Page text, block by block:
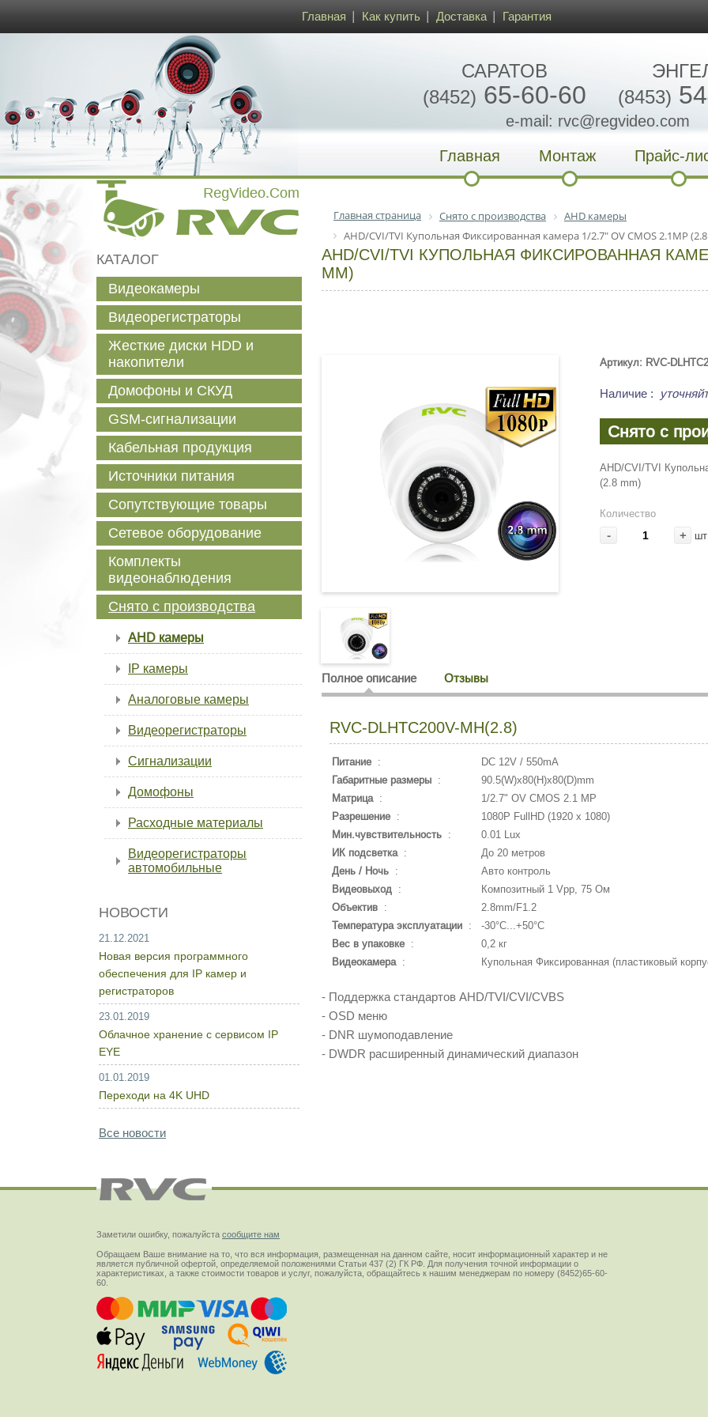
Главная Как купить Доставка Гарантия
САРАТОВ
(8452) 65-60-60
(8453)
e-mail: rvc@regvideo.com
Главная
Монтаж Прайс-
Главная страница Снято с производства
AHD камеры
AHD/CVI/TVI Купольная Фиксированная камера 1/2.7" OV CMOS 2.1MP
AHD/CVI/TVI КУПОЛЬНАЯ ФИКСИРОВАННАЯ
MM)
Артикул: RVC-
Наличие :
Снято с
AHD/CVI/TVI
(2.8 mm)
Количество
- + шт
Полное описание Отзывы
RVC-DLHTC200V-MH(2.8)
Питание :
DC 12V / 550mA
Габаритные размеры :
90.5(W)x80(H)x80(D)mm
Матрица:
1/2.7" OV CMOS 2.1 MP
Разрешение :
1080P FullHD (1920 x 1080)
Мин.чувствительность :
0.01 Lux
ИК подсветка:
До 20 метров
День / Ночь :
Авто контроль
Видеовыход :
Композитный 1 Vpp, 75 Ом
Объектив :
2.8mm/F1.2
Температура эксплуатации :
-30°С...+50°С
Вес в упаковке :
0,2 кг
Видеокамера: Купольная Фиксированная (пластиковый
- Поддержка стандартов AHD/TVI/CVI/CVBS
- OSD меню
- DNR шумоподавление
- DWDR расширенный динамический диапазон
КАТАЛОГ
Видеокамеры
Видеорегистраторы
Жесткие диски HDD и
накопители
Домофоны и СКУД
GSM-сигнализации
Кабельная продукция
Источники питания
Сопутствующие товары
Сетевое оборудование
Комплекты
видеонаблюдения
Снято с производства
AHD камеры
IP камеры
Аналоговые камеры
Видеорегистраторы
Сигнализации
Домофоны
Расходные материалы
Видеорегистраторы
автомобильные
НОВОСТИ
21.12.2021
Новая версия программного
обеспечения для IP камер и
регистраторов
23.01.2019
Облачное хранение с сервисом IP
EYE
01.01.2019
Переходи на 4K UHD
Все новости
Заметили ошибку, пожалуйста сообщите нам
Обращаем Ваше внимание на то, что вся информация, размещенная на данном сайте, носит информационный характер и не
является публичной офертой, определяемой положениями Статьи 437 (2) ГК РФ. Для получения точной информации о
характеристиках, а также стоимости товаров и услуг, пожалуйста, обращайтесь к нашим менеджерам по номеру (8452)65-60-
60.